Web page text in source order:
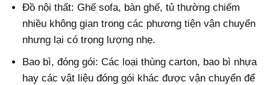
Đồ nội thất: Ghế sofa, bàn ghế, tủ thường chiếm
nhiều không gian trong các phương tiện vận chuyển
nhưng lại có trọng lượng nhẹ.
Bao bì, đóng gói: Các loại thùng carton, bao bì nhựa
hay các vật liệu đóng gói khác được vận chuyển để